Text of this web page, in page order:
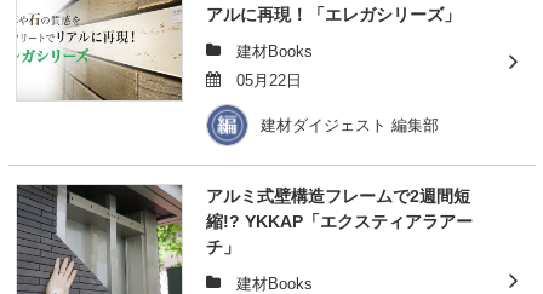
アルに再現！「エレガシリーズ」
建材Books
05月22日
建材ダイジェスト 編集部
アルミ式壁構造フレームで2週間短
縮!? YKKAP「エクスティアラアー
チ」
建材Books